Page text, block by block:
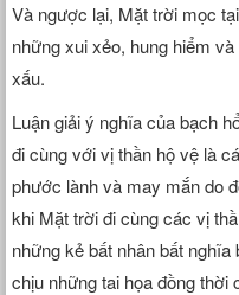
Và ngược lại, Mặt trời mọc
những xui xẻo, hung hiểm
xấu.
Luận giải ý nghĩa của bạch
đi cùng với vị thần hộ vệ là
phước lành và may mắn do
khi Mặt trời đi cùng các vị
những kẻ bất nhân bất
chịu những tai họa đồng thời